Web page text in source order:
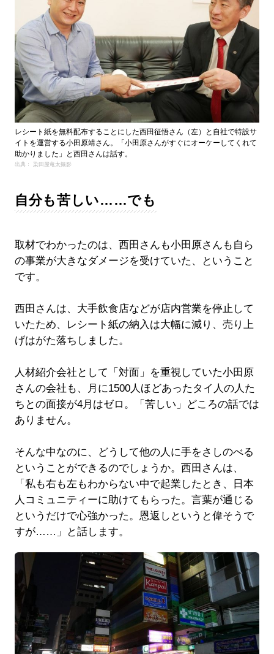
レシート紙を無料配布することにした西田征悟さん（左）と自社で特設サ
イトを運営する小田原靖さん。「小田原さんがすぐにオーケーしてくれて
助かりました」と西田さんは話す。
出典： 染田屋竜太撮影
自分も苦しい……でも
取材でわかったのは、西田さんも小田原さんも自ら
の事業が大きなダメージを受けていた、ということ
です。
西田さんは、大手飲食店などが店内営業を停止して
いたため、レシート紙の納入は大幅に減り、売り上
げはがた落ちしました。
人材紹介会社として「対面」を重視していた小田原
さんの会社も、月に1500人ほどあったタイ人の人た
ちとの面接が4月はゼロ。「苦しい」どころの話では
ありません。
そんな中なのに、どうして他の人に手をさしのべる
ということができるのでしょうか。西田さんは、
「私も右も左もわからない中で起業したとき、日本
人コミュニティーに助けてもらった。言葉が通じる
というだけで心強かった。恩返しというと偉そうで
すが……」と話します。